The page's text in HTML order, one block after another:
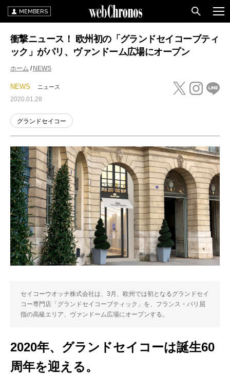
MEMBERS
衝撃ニュース！ 欧州初の「グランドセイコーブティ
ック」がパリ、ヴァンドーム広場にオープン
ホーム NEWS
NEWS ニュース
2020.01.28
グランドセイコー
セイコーウオッチ株式会社は、3月、欧州では初となるグランドセイ
コー専門店「グランドセイコーブティック」を、フランス・パリ屈
指の高級エリア、ヴァンドーム広場にオープンする。
2020年、グランドセイコーは誕生60
周年を迎える。